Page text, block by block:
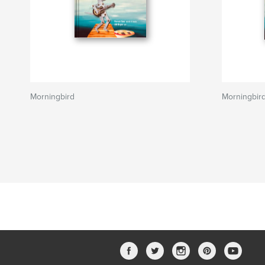
Morningbird